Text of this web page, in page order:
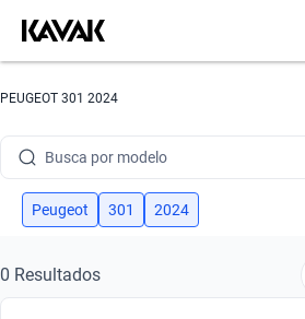
PEUGEOT 301 2024
Busca por modelo
Busca por versión
Busca por marca
Peugeot 301 2024
0 Resultados